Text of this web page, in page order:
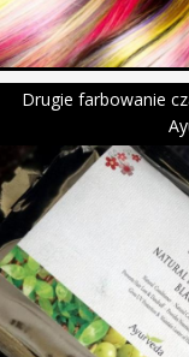
Drugie farbowanie